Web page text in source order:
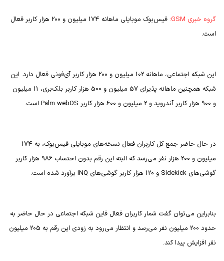
گروه خبری GSM
:
فیس‌‍‌بوک موبایلی ماهانه 174 میلیون و 200 هزار کاربر فعال
است.
این شبکه اجتماعی، ماهانه 102 میلیون و 200 هزار کاربر آی‌فونی فعال دارد. این
شبکه همچنین ماهانه پذیرای 57 میلیون و 500 هزار کاربر بلک‌بری، 11 میلیون
و 900 هزار کاربر آندروید و 2 میلیون و 600 هزار کاربر
Palm webOS است.
در حال حاضر جمع کل کاربران فعال نسخه‌های موبایلی فیس‌بوک، به 174
میلیون و 200 هزار نفر می‌رسد که البته این رقم بدون احتساب 986 هزار کاربر
گوشی‌های Sidekick و 120 هزار کاربر گوشی‌های INQ برآورد شده است.
بنابراین می‌توان گفت شمار کاربران فعال فاین شبکه اجتماعی در حال حاضر به
حدود 200 میلیون نفر می‌رسد و انتظار می‌رود به زودی این رقم به 205 میلیون
نفر افزایش پیدا کند.